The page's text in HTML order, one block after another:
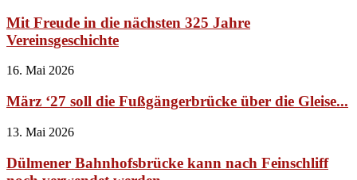
Mit Freude in die nächsten 325 Jahre
Vereinsgeschichte
16. Mai 2026
März ‘27 soll die Fußgängerbrücke über die Gleise...
13. Mai 2026
Dülmener Bahnhofsbrücke kann nach Feinschliff